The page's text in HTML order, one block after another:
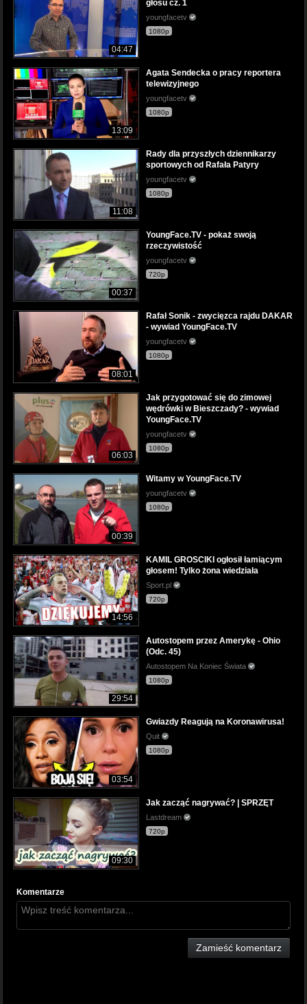
04:47
głosu cz. 1
youngfacetv
1080p
13:09
Agata Sendecka o pracy reportera
telewizyjnego
youngfacetv
1080p
11:08
Rady dla przyszłych dziennikarzy
sportowych od Rafała Patyry
youngfacetv
1080p
00:37
YoungFace.TV - pokaż swoją
rzeczywistość
youngfacetv
720p
08:01
Rafał Sonik - zwycięzca rajdu DAKAR
- wywiad YoungFace.TV
youngfacetv
1080p
06:03
Jak przygotować się do zimowej
wędrówki w Bieszczady? - wywiad
YoungFace.TV
youngfacetv
1080p
00:39
Witamy w YoungFace.TV
youngfacetv
1080p
14:56
KAMIL GROSCIKI ogłosił łamiącym
głosem! Tylko żona wiedziała
Sport.pl
720p
29:54
Autostopem przez Amerykę - Ohio
(Odc. 45)
Autostopem Na Koniec Świata
1080p
03:54
Gwiazdy Reagują na Koronawirusa!
Quit
1080p
09:30
Jak zacząć nagrywać? | SPRZĘT
Lastdream
720p
Komentarze
Zamieść komentarz